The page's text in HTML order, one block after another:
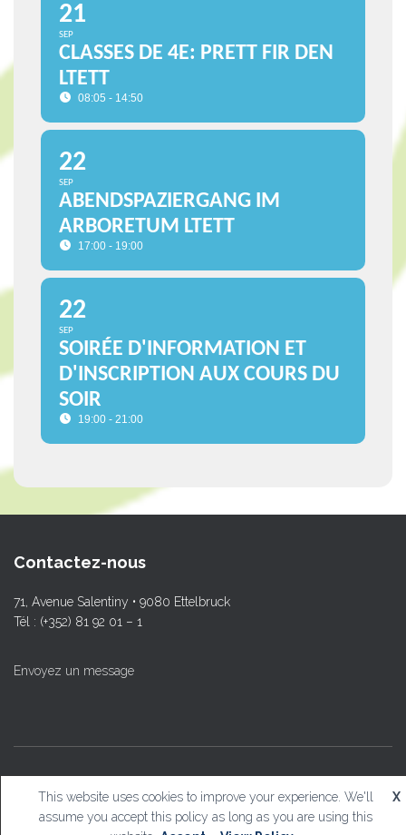
21
SEP
CLASSES DE 4E: PRETT FIR DEN
LTETT
08:05 - 14:50
22
SEP
ABENDSPAZIERGANG IM
ARBORETUM LTETT
17:00 - 19:00
22
SEP
SOIRÉE D'INFORMATION ET
D'INSCRIPTION AUX COURS DU
SOIR
19:00 - 21:00
Contactez-nous
71, Avenue Salentiny • 9080 Ettelbruck
Tél : (+352) 81 92 01 – 1
Envoyez un message
This website uses cookies to improve your experience. We'll
assume you accept this policy as long as you are using this
X